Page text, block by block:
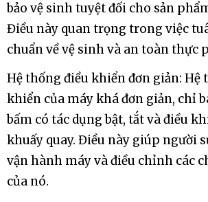
bảo vệ sinh tuyệt đối cho sản
Điều này quan trọng trong việc
chuẩn về vệ sinh và an toàn thực
Hệ thống điều khiển đơn giản: Hệ
khiển của máy khá đơn giản, chỉ
bấm có tác dụng bật, tắt và điều
khuấy quay. Điều này giúp người
vận hành máy và điều chỉnh các
của nó.